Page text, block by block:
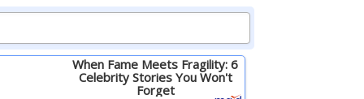
When Fame Meets Fragility: 6
Celebrity Stories You Won't
Forget